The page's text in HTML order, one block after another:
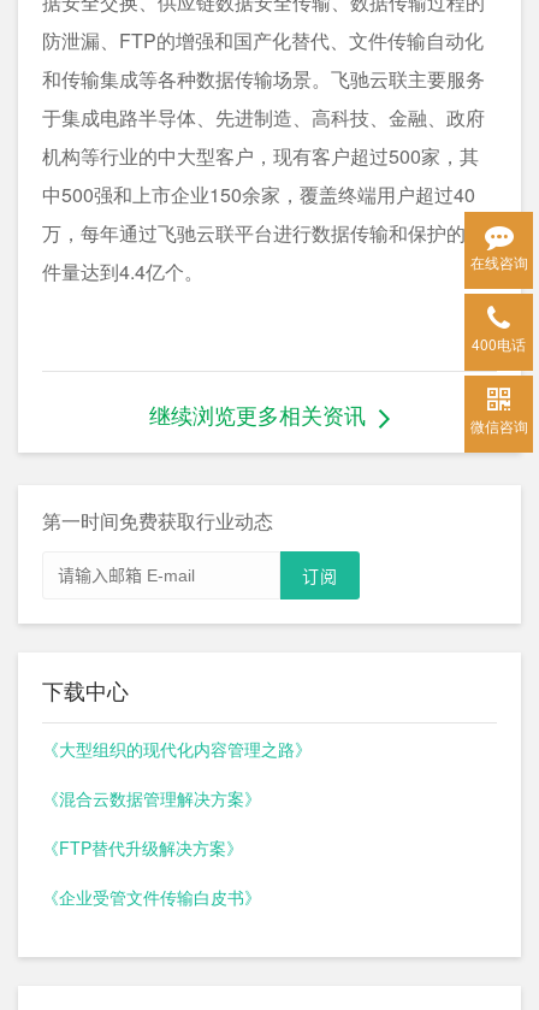
防泄漏、FTP的增强和国产化替代、文件传输自动化
和传输集成等各种数据传输场景。飞驰云联主要服务
于集成电路半导体、先进制造、高科技、金融、政府
机构等行业的中大型客户，现有客户超过500家，其
中500强和上市企业150余家，覆盖终端用户超过40
万，每年通过飞驰云联平台进行数据传输和保护的文
件量达到4.4亿个。
继续浏览更多相关资讯
第一时间免费获取行业动态
下载中心
《大型组织的现代化内容管理之路》
《混合云数据管理解决方案》
《FTP替代升级解决方案》
《企业受管文件传输白皮书》
在线咨询
400电话
微信咨询